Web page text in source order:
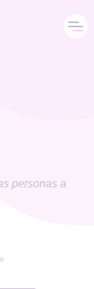
personas a